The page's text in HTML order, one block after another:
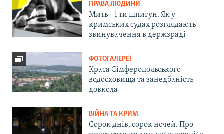
ПРАВА ЛЮДИНИ
Мить – і ти шпигун. Як у
кримських судах розглядають
звинувачення в держзраді
ФОТОГАЛЕРЕЇ
Краса Сімферопольського
водосховища та занедбаність
довкола
ВІЙНА ТА КРИМ
Сорок днів, сорок ночей. Про